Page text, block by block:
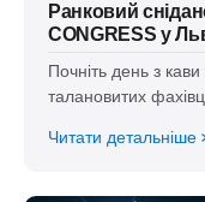
Ранковий
CONGRESS у
Почніть день з кави
талановитих
Читати детальніше